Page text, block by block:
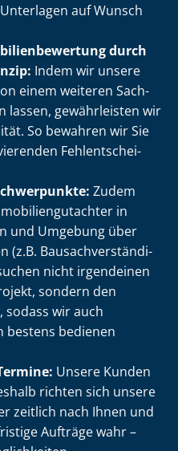
auf Wunsch
durch
Indem wir unsere
einem weiteren Sach­
lassen, gewährleisten wir
So bewahren wir Sie
Fehl­ent­schei­
Zudem
in
und Umgebung über
(z.B. Bau­sach­ver­stän­di­
nicht irgendeinen
sondern den
sodass wir auch
bestens bedienen
Unsere Kunden
richten sich unsere
zeitlich nach Ihnen und
Aufträge wahr –